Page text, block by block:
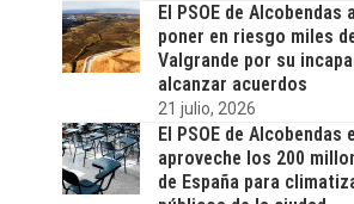
El PSOE de Alcobendas
poner en riesgo miles
Valgrande por su
alcanzar acuerdos
21 julio, 2026
El PSOE de Alcobendas
aproveche los 200
de España para